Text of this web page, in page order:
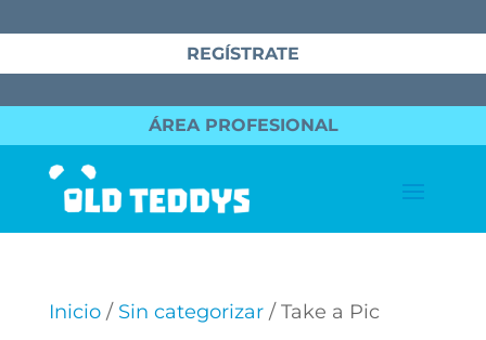
REGÍSTRATE
ÁREA PROFESIONAL
Inicio/ Sin categorizar/ Take a Pic